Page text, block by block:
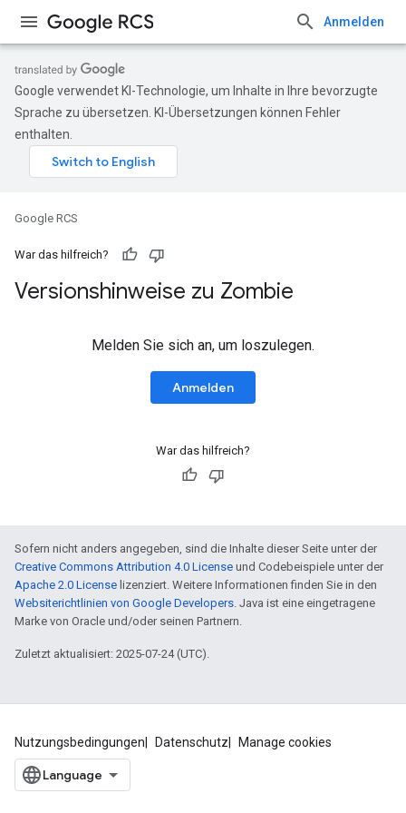
Anmelden
Google verwendet KI-Technologie, um Inhalte in Ihre bevorzugte
Sprache zu übersetzen. KI-Übersetzungen können Fehler
enthalten.
Google RCS
War das hilfreich?
Versionshinweise zu Zombie
Melden Sie sich an, um loszulegen.
Anmelden
War das hilfreich?
Sofern nicht anders angegeben, sind die Inhalte dieser Seite unter der
Creative Commons Attribution 4.0 License und Codebeispiele unter der
Apache 2.0 License lizenziert. Weitere Informationen finden Sie in den
Websiterichtlinien von Google Developers. Java ist eine eingetragene
Marke von Oracle und/oder seinen Partnern.
Zuletzt aktualisiert: 2025-07-24 (UTC).
Nutzungsbedingungen Datenschutz Manage cookies